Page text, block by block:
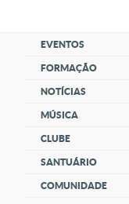
EVENTOS
FORMAÇÃO
NOTÍCIAS
MÚSICA
CLUBE
SANTUÁRIO
COMUNIDADE